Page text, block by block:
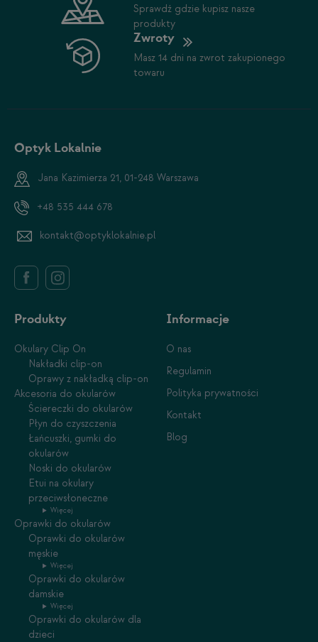
Sprawdź gdzie kupisz nasze
produkty
Zwroty
Masz 14 dni na zwrot zakupionego
towaru
Optyk Lokalnie
Jana Kazimierza 21, 01-248 Warszawa
+48 535 444 678
kontakt@optyklokalnie.pl
Produkty
Okulary Clip On
Nakładki clip-on
Oprawy z nakładką clip-on
Akcesoria do okularów
Ściereczki do okularów
Płyn do czyszczenia
Łańcuszki, gumki do
okularów
Noski do okularów
Etui na okulary
przeciwsłoneczne
Więcej
Oprawki do okularów
Oprawki do okularów
męskie
Więcej
Oprawki do okularów
damskie
Więcej
Oprawki do okularów dla
dzieci
Informacje
O nas
Regulamin
Polityka prywatności
Kontakt
Blog